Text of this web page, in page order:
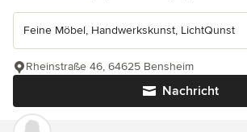
Feine Möbel, Handwerkskunst, LichtQunst
Nachricht
Rheinstraße 46, 64625 Bensheim